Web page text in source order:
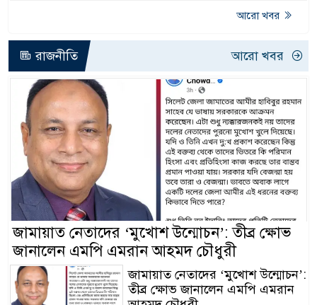
আরো খবর
রাজনীতি আরো খবর
জামায়াত নেতাদের ‘মুখোশ উন্মোচন’: তীব্র ক্ষোভ
জানালেন এমপি এমরান আহমদ চৌধুরী
জামায়াত নেতাদের ‘মুখোশ উন্মোচন’:
তীব্র ক্ষোভ জানালেন এমপি এমরান